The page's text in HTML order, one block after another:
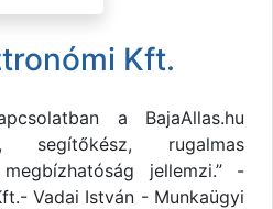
Kft.
a BajaAllas.hu
segítőkész, rugalmas
jellemzi.” -
Vadai István - Munkaügyi